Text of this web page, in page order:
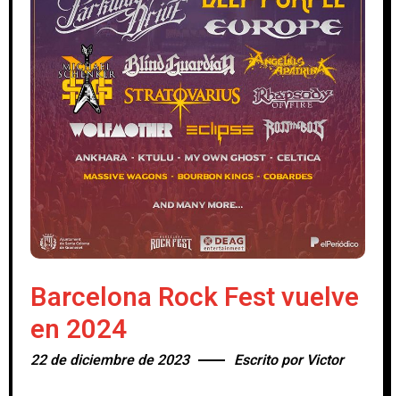
Barcelona Rock Fest vuelve
en 2024
22 de diciembre de 2023 Escrito por Victor